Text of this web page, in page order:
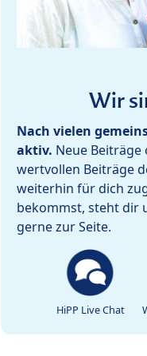
Wir
Nach vielen
aktiv. Neue
wertvollen Beiträge
weiterhin für dich
bekommst, steht dir
gerne zur Seite.
HiPP Live Chat